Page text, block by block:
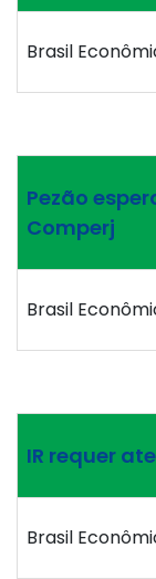
Brasil
Pezão
Comperj
Brasil
IR requer
Brasil